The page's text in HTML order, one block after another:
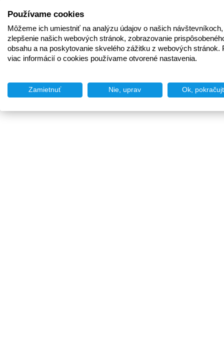
Používame cookies
Môžeme ich umiestniť na analýzu údajov o našich
zlepšenie našich webových stránok, zobrazovanie
obsahu a na poskytovanie skvelého zážitku z webových stránok.
viac informácií o cookies používame otvorené nastavenia.
Zamietnuť Nie, uprav Ok,